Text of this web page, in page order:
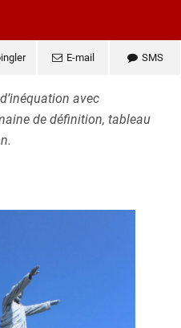
E-mail SMS
avec
de définition, tableau